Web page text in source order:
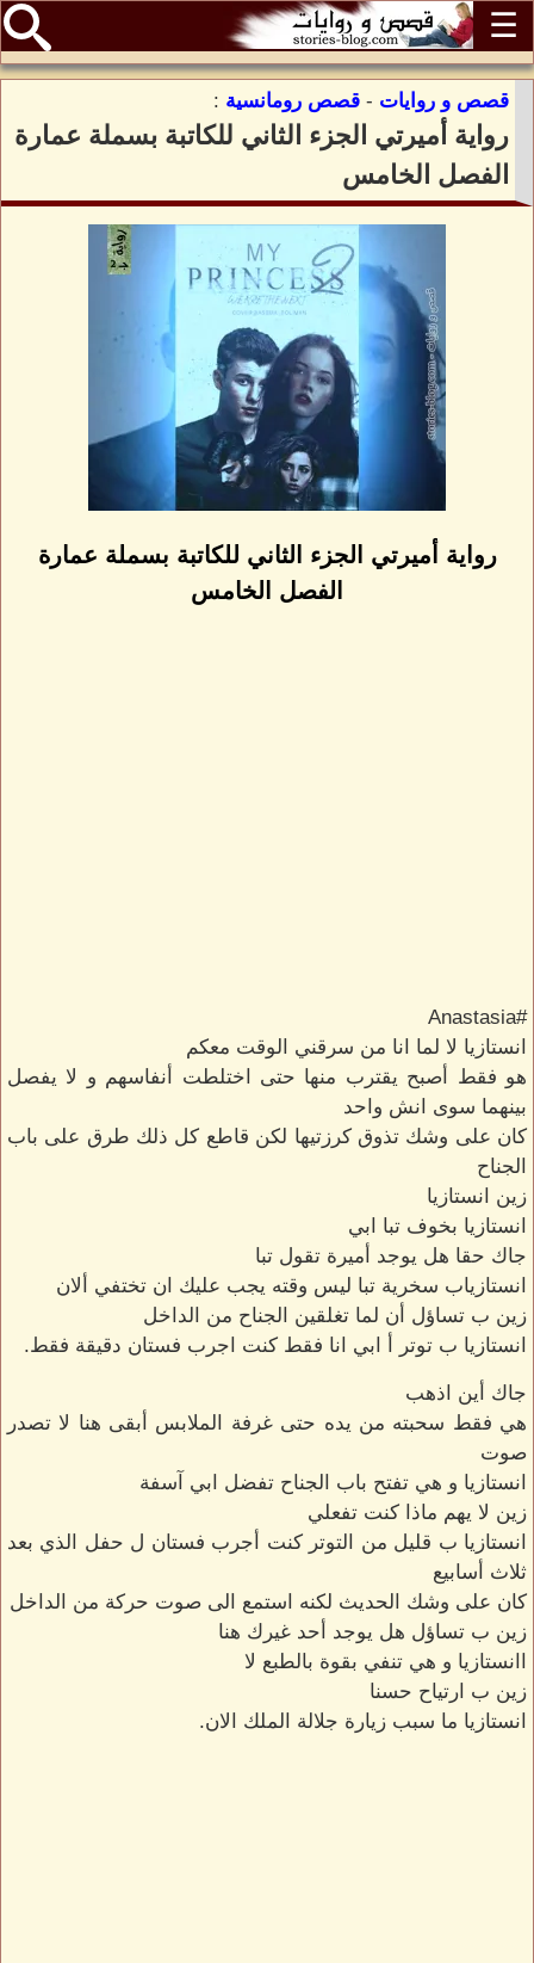
☰
قصص و روايات - قصص رومانسية :
رواية أميرتي الجزء الثاني للكاتبة بسملة عمارة
الفصل الخامس
رواية أميرتي الجزء الثاني للكاتبة بسملة عمارة
الفصل الخامس
#Anastasia
انستازيا لا لما انا من سرقني الوقت معكم
هو فقط أصبح يقترب منها حتى اختلطت أنفاسهم و لا يفصل
بينهما سوى انش واحد
كان على وشك تذوق كرزتيها لكن قاطع كل ذلك طرق على باب
الجناح
زين انستازيا
انستازيا بخوف تبا ابي
جاك حقا هل يوجد أميرة تقول تبا
انستازياب سخرية تبا ليس وقته يجب عليك ان تختفي ألان
زين ب تساؤل أن لما تغلقين الجناح من الداخل
انستازيا ب توتر أ ابي انا فقط كنت اجرب فستان دقيقة فقط.
جاك أين اذهب
هي فقط سحبته من يده حتى غرفة الملابس أبقى هنا لا تصدر
صوت
انستازيا و هي تفتح باب الجناح تفضل ابي آسفة
زين لا يهم ماذا كنت تفعلي
انستازيا ب قليل من التوتر كنت أجرب فستان ل حفل الذي بعد
ثلاث أسابيع
كان على وشك الحديث لكنه استمع الى صوت حركة من الداخل
زين ب تساؤل هل يوجد أحد غيرك هنا
اانستازيا و هي تنفي بقوة بالطبع لا
زين ب ارتياح حسنا
انستازيا ما سبب زيارة جلالة الملك الان.